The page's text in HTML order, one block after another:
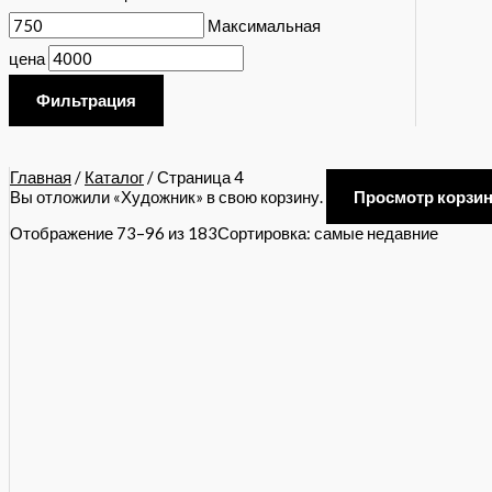
Максимальная
цена
Фильтрация
Главная / Каталог/ Страница 4
Вы отложили «Художник» в свою корзину.
Просмотр
Отображение 73–96 из 183Сортировка: самые недавние